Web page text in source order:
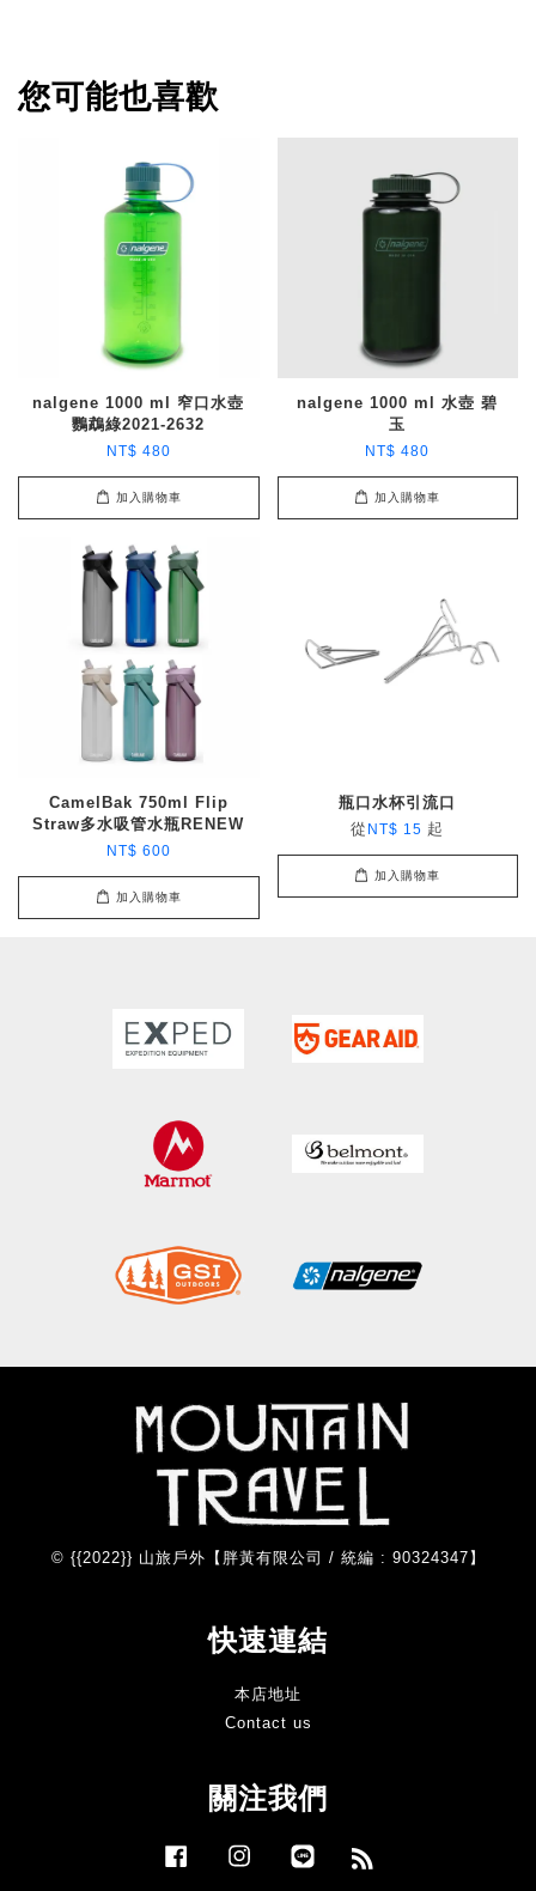
您可能也喜歡
nalgene 1000 ml 窄口水壺
鸚鵡綠2021-2632
NT$ 480
加入購物車
nalgene 1000 ml 水壺 碧
玉
NT$ 480
加入購物車
CamelBak 750ml Flip
Straw多水吸管水瓶RENEW
NT$ 600
加入購物車
瓶口水杯引流口
從 NT$ 15 起
加入購物車
© {{2022}} 山旅戶外【胖黃有限公司 / 統編 : 90324347】
快速連結
本店地址
Contact us
關注我們
Facebook InstagramLine